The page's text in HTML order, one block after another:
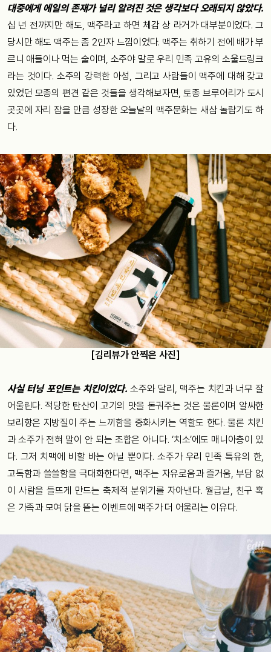
대중에게 에일의 존재가 널리 알려진 것은 생각보다 오래되지 않았다.
십 년 전까지만 해도, 맥주라고 하면 체감 상 라거가 대부분이었다. 그
당시만 해도 맥주는 좀 2인자 느낌이었다. 맥주는 취하기 전에 배가 부
르니 애들이나 먹는 술이며, 소주야 말로 우리 민족 고유의 소울드링크
라는 것이다. 소주의 강력한 아성, 그리고 사람들이 맥주에 대해 갖고
있었던 모종의 편견 같은 것들을 생각해보자면, 토종 브루어리가 도시
곳곳에 자리 잡을 만큼 성장한 오늘날의 맥주문화는 새삼 놀랍기도 하
다.
[김리뷰가 안찍은 사진]
사실 터닝 포인트는 치킨이었다. 소주와 달리, 맥주는 치킨과 너무 잘
어울린다. 적당한 탄산이 고기의 맛을 돋궈주는 것은 물론이며 알싸한
보리향은 지방질이 주는 느끼함을 중화시키는 역할도 한다. 물론 치킨
과 소주가 전혀 말이 안 되는 조합은 아니다. ‘치소’에도 매니아층이 있
다. 그저 치맥에 비할 바는 아닐 뿐이다. 소주가 우리 민족 특유의 한,
고독함과 쓸쓸함을 극대화한다면, 맥주는 자유로움과 즐거움, 부담 없
이 사람을 들뜨게 만드는 축제적 분위기를 자아낸다. 월급날, 친구 혹
은 가족과 모여 닭을 뜯는 이벤트에 맥주가 더 어울리는 이유다.